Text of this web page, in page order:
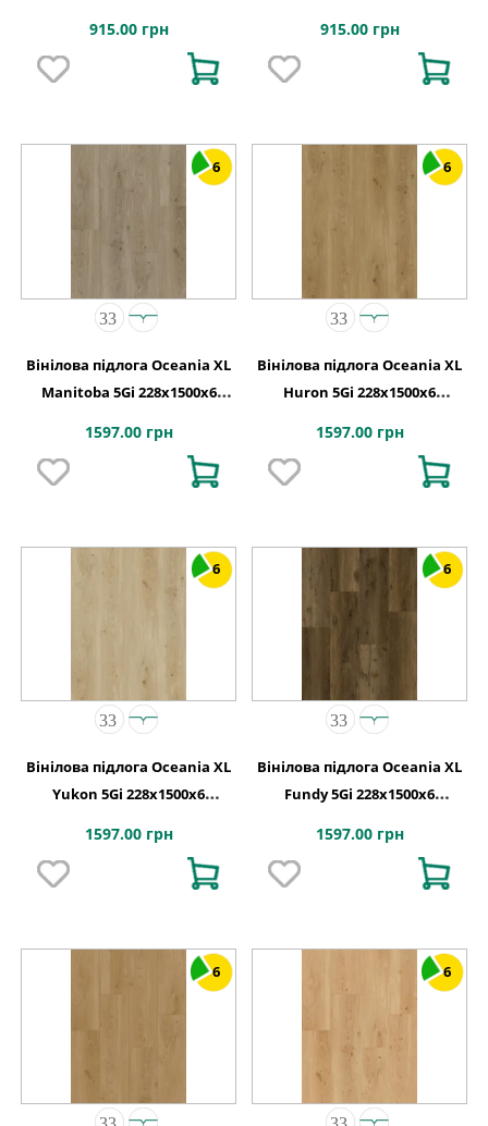
915.00 грн 915.00 грн
6
Вінілова підлога Oceania XL
Manitoba 5Gi 228x1500х6
1597.00 грн
6
Вінілова підлога Oceania XL
Huron 5Gi 228x1500х6
1597.00 грн
6
Вінілова підлога Oceania XL
Yukon 5Gi 228x1500х6
1597.00 грн
6
Вінілова підлога Oceania XL
Fundy 5Gi 228x1500х6
1597.00 грн
6 6